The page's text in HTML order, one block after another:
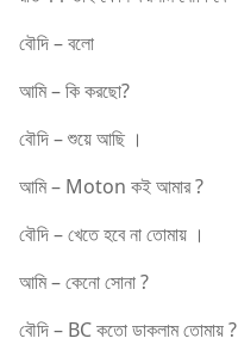
বৌদি – বলো
আমি – কি করছো?
বৌদি – শুয়ে আছি ।
আমি – Moton কই আমার ?
বৌদি – খেতে হবে না তোমায় ।
আমি – কেনো সোনা ?
বৌদি – BC কতো ডাকলাম তোমায় ?